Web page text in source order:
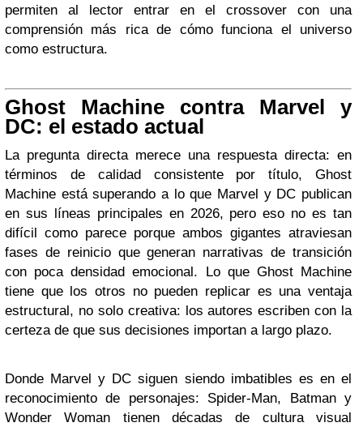
permiten al lector entrar en el crossover con una
comprensión más rica de cómo funciona el universo
como estructura.
Ghost Machine contra Marvel y
DC: el estado actual
La pregunta directa merece una respuesta directa: en
términos de calidad consistente por título, Ghost
Machine está superando a lo que Marvel y DC publican
en sus líneas principales en 2026, pero eso no es tan
difícil como parece porque ambos gigantes atraviesan
fases de reinicio que generan narrativas de transición
con poca densidad emocional. Lo que Ghost Machine
tiene que los otros no pueden replicar es una ventaja
estructural, no solo creativa: los autores escriben con la
certeza de que sus decisiones importan a largo plazo.
Donde Marvel y DC siguen siendo imbatibles es en el
reconocimiento de personajes: Spider-Man, Batman y
Wonder Woman tienen décadas de cultura visual